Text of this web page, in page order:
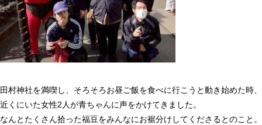
田村神社を満喫し、そろそろお昼ご飯を食べに行こうと動き始めた時、
近くにいた女性2人が青ちゃんに声をかけてきました。
なんとたくさん拾った福豆をみんなにお裾分けしてくださるとのこと。